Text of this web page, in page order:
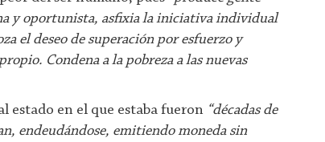
y oportunista, asfixia la iniciativa individual
el deseo de superación por esfuerzo y
Condena a la pobreza a las nuevas
estado en el que estaba fueron “décadas de
endeudándose, emitiendo moneda sin